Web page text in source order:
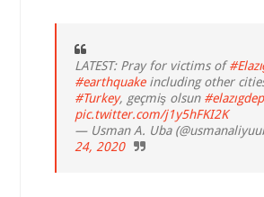
LATEST: Pray for victims of
#earthquakeincluding other
#Turkey, geçmiş olsun
pic.twitter.com/j1y5hFKI2K
— Usman A. Uba
24, 2020